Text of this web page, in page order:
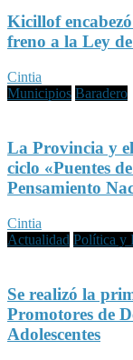
Kicillof
freno a la Ley
Cintia
Municipios Baradero
La Provincia y
ciclo «Puentes
Pensamiento
Cintia
Actualidad Política y
Se realizó la
Promotores de
Adolescentes